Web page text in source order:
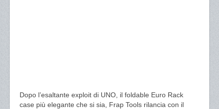
Dopo l’esaltante exploit di UNO, il foldable Euro Rack
case più elegante che si sia, Frap Tools rilancia con il